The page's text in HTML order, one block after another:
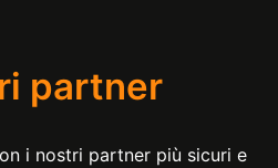
partner
i nostri partner più sicuri e